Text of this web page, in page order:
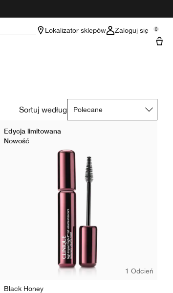
Lokalizator sklepów Zaloguj się 0
Sortuj według
Edycja limitowana
Nowość
1 Odcień
Black Honey